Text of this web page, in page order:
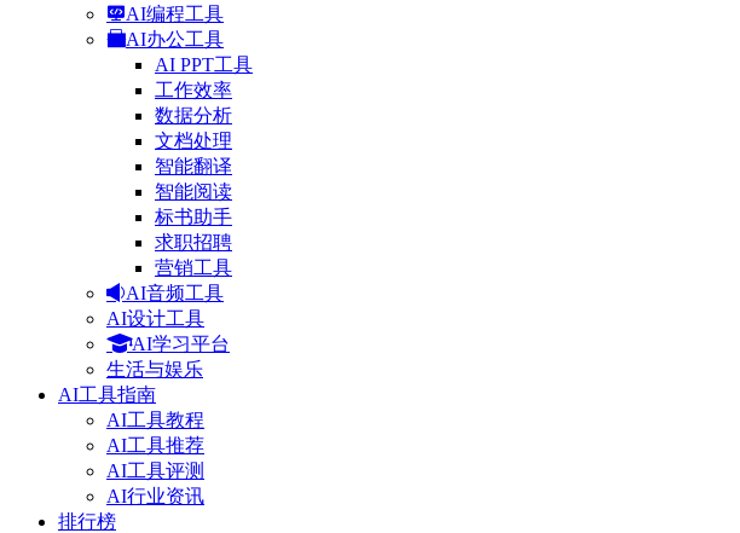
AI编程工具
AI办公工具
AI PPT工具
工作效率
数据分析
文档处理
智能翻译
智能阅读
标书助手
求职招聘
营销工具
AI音频工具
AI设计工具
AI学习平台
生活与娱乐
AI工具指南
AI工具教程
AI工具推荐
AI工具评测
AI行业资讯
排行榜